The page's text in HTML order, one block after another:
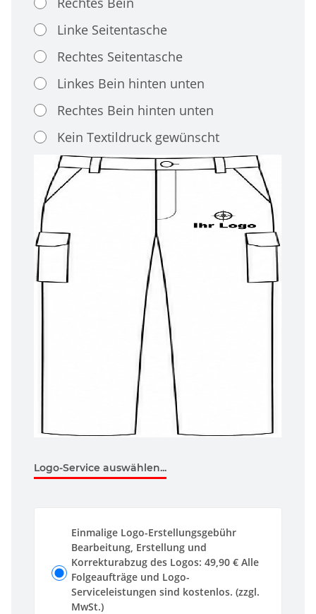
Linke Seitentasche
Rechtes Seitentasche
Linkes Bein hinten unten
Rechtes Bein hinten unten
Kein Textildruck gewünscht
Logo-Service auswählen...
Einmalige Logo-Erstellungsgebühr
Bearbeitung, Erstellung und
Korrekturabzug des Logos: 49,90 € Alle
Folgeaufträge und Logo-
Serviceleistungen sind kostenlos. (zzgl.
MwSt.)